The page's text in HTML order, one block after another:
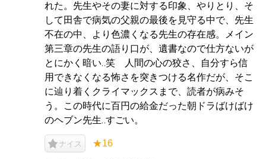
れた。先生やその妻に対する印象、やりとり、そ
して田舎で病気の父親の最後を見守る中で、先生
不在の中、より色濃くなる先生の存在感。メイン
第三章の先生の語り口が、遺書なので仕方ないが
とにかく暗い‥笑 人間の心の狡さ、自分すら信
用できなくなる怖さを突きつける名作だが、そこ
に辿り着くクライマックスまで、読者が病みそ
う。この時代に百円の給金だった朝ドラばけばけ
のヘブン先生‥すごい。
ナイス ★16